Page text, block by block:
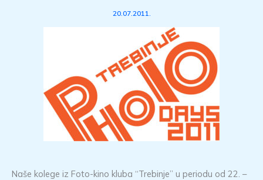
20.07.2011.
Naše kolege iz Foto-kino kluba “Trebinje” u periodu od 22. –